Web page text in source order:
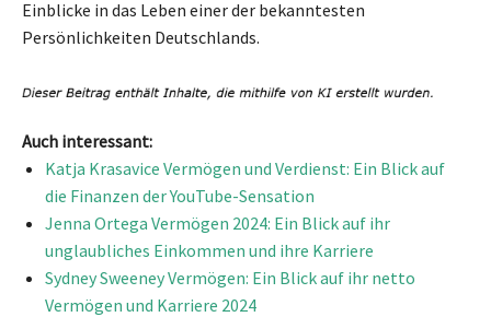
Einblicke in das Leben einer der bekanntesten
Persönlichkeiten Deutschlands.
Auch interessant:
Katja Krasavice Vermögen und Verdienst: Ein Blick auf
die Finanzen der YouTube-Sensation
Jenna Ortega Vermögen 2024: Ein Blick auf ihr
unglaubliches Einkommen und ihre Karriere
Sydney Sweeney Vermögen: Ein Blick auf ihr netto
Vermögen und Karriere 2024